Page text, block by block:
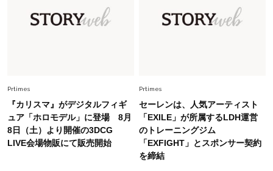
上野千鶴子先生が問い直す“理想の老後”の呪縛
【ジェンダー連載23】
Fashion 2026.6.12
中村ゆりさん「40代になり、やっと“仕事以外の
幸福感”に目が向いた」ライフスタイルも、服も
Prtimes
『カリスマ』がデジタルフィギ
ュア「ホロモデル」に登場 8月
8日（土）より開催の3DCG
LIVE会場物販にて販売開始
Prtimes
セーレンは、人気アーティスト
「EXILE」が所属するLDH運営
のトレーニングジム
「EXFIGHT」とスポンサー契約
を締結